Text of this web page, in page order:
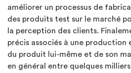
améliorer un processus de
des produits test sur le marché
la perception des clients.
précis associés à une production
du produit lui-même et de son
en général entre quelques